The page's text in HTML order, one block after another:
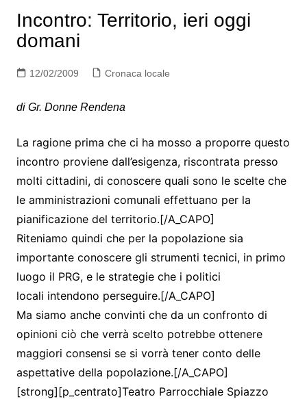
Incontro: Territorio, ieri oggi
domani
12/02/2009 Cronaca locale
di Gr. Donne Rendena
La ragione prima che ci ha mosso a proporre questo
incontro proviene dall’esigenza, riscontrata presso
molti cittadini, di conoscere quali sono le scelte che
le amministrazioni comunali effettuano per la
pianificazione del territorio.[/A_CAPO]
Riteniamo quindi che per la popolazione sia
importante conoscere gli strumenti tecnici, in primo
luogo il PRG, e le strategie che i politici
locali intendono perseguire.[/A_CAPO]
Ma siamo anche convinti che da un confronto di
opinioni ciò che verrà scelto potrebbe ottenere
maggiori consensi se si vorrà tener conto delle
aspettative della popolazione.[/A_CAPO]
[strong][p_centrato]Teatro Parrocchiale Spiazzo